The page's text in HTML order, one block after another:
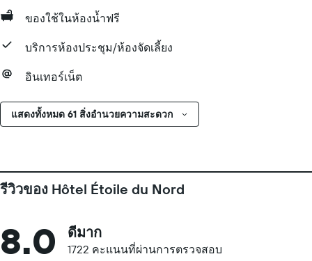
ของใช้ในห้องน้ำฟรี
บริการห้องประชุม/ห้องจัดเลี้ยง
อินเทอร์เน็ต
แสดงทั้งหมด 61 สิ่งอำนวยความสะดวก
รีวิวของ Hôtel Étoile du Nord
8.0 ดีมาก
1722 คะแนนที่ผ่านการตรวจสอบ